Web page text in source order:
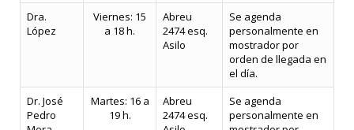
Dra.
López
Viernes: 15
a 18 h.
Abreu
2474 esq.
Asilo
Se agenda
personalmente en
mostrador por
orden de llegada en
el día.
Dr. José
Pedro
Martes: 16 a
19 h.
Abreu
2474 esq.
Se agenda
personalmente en